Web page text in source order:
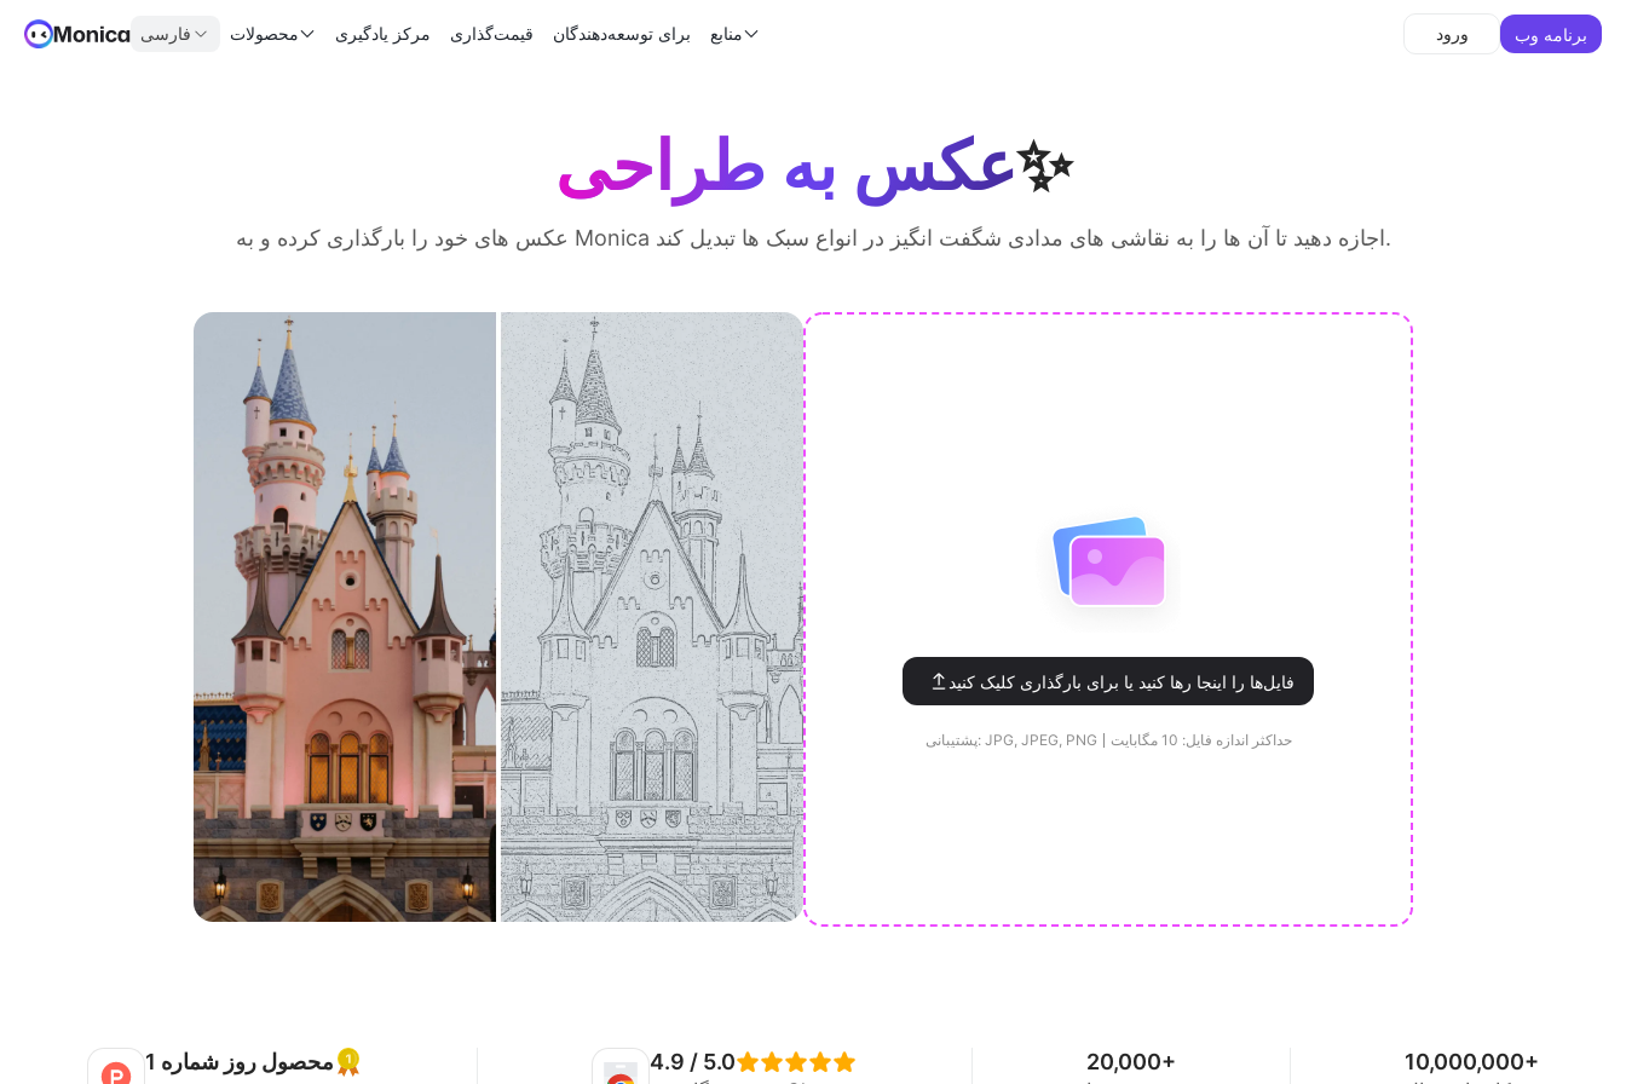
فارسی محصولات مرکز یادگیری قیمت‌گذاری برای توسعه‌دهندگان منابع ورود برنامه وب
عکس به طراحی✨
عکس های خود را بارگذاری کرده و به Monica اجازه دهید تا آن ها را به نقاشی های مدادی شگفت انگیز در انواع سبک ها تبدیل کند.
فایل‌ها را اینجا رها کنید یا برای بارگذاری کلیک کنید
پشتیبانی: JPG, JPEG, PNG حداکثر اندازه فایل: 10 مگابایت
محصول روز شماره 1 4.9 / 5.0 20,000+ 10,000,000+